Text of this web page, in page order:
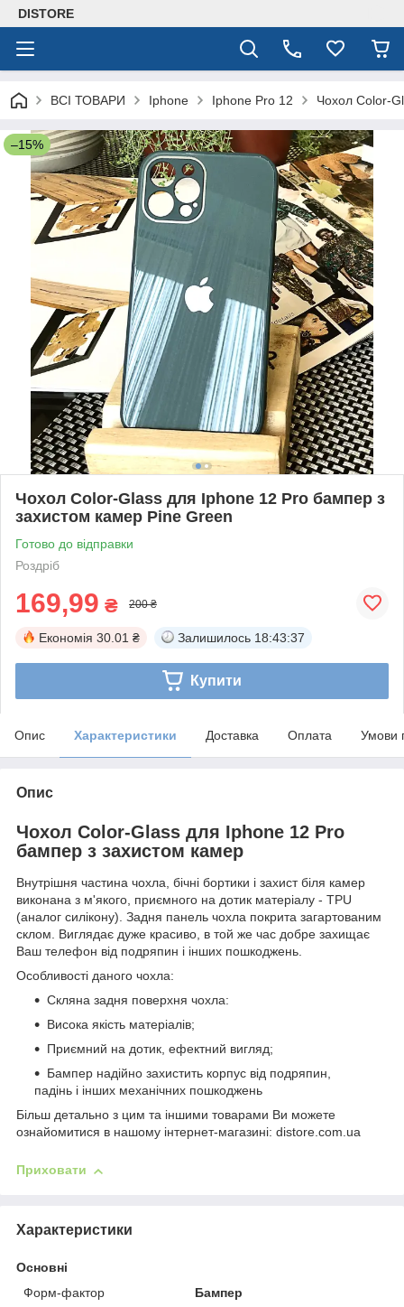
DISTORE
ВСІ ТОВАРИ Iphone Iphone Pro 12 Чохол Color-
–15%
Чохол Color-Glass для Iphone 12 Pro бампер з
захистом камер Pine Green
Готово до відправки
Роздріб
169,99 ₴ 200 ₴
Економія 30.01 ₴ Залишилось 18:43:37
Купити
Опис Характеристики Доставка Оплата Умови
Опис
Чохол Color-Glass для Iphone 12 Pro
бампер з захистом камер
Внутрішня частина чохла, бічні бортики і захист біля камер
виконана з м'якого, приємного на дотик матеріалу - TPU
(аналог силікону). Задня панель чохла покрита загартованим
склом. Виглядає дуже красиво, в той же час добре захищає
Ваш телефон від подряпин і інших пошкоджень.
Особливості даного чохла:
Скляна задня поверхня чохла:
Висока якість матеріалів;
Приємний на дотик, ефектний вигляд;
Бампер надійно захистить корпус від подряпин,
падінь і інших механічних пошкоджень
Більш детально з цим та іншими товарами Ви можете
ознайомитися в нашому інтернет-магазині: distore.com.ua
Приховати
Характеристики
Основні
Форм-фактор
Бампер